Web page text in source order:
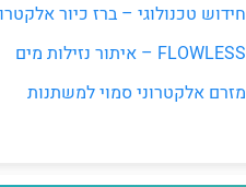
חידוש טכנולוגי – ברז כיור
FLOWLESS – איתור נזילות מים
מזרם אלקטרוני סמוי למשתנות